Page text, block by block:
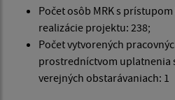
Počet osôb MRK s
realizácie projektu: 238;
Počet vytvorených
prostredníctvom uplatnenia
verejných obstarávaniach: 1